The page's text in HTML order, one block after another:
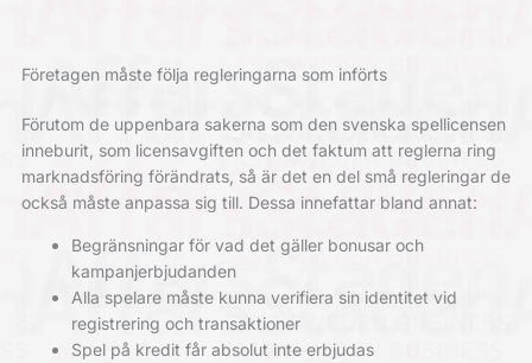
Företagen måste följa regleringarna som införts
Förutom de uppenbara sakerna som den svenska spellicensen
inneburit, som licensavgiften och det faktum att reglerna ring
marknadsföring förändrats, så är det en del små regleringar de
också måste anpassa sig till. Dessa innefattar bland annat:
Begränsningar för vad det gäller bonusar och
kampanjerbjudanden
Alla spelare måste kunna verifiera sin identitet vid
registrering och transaktioner
Spel på kredit får absolut inte erbjudas